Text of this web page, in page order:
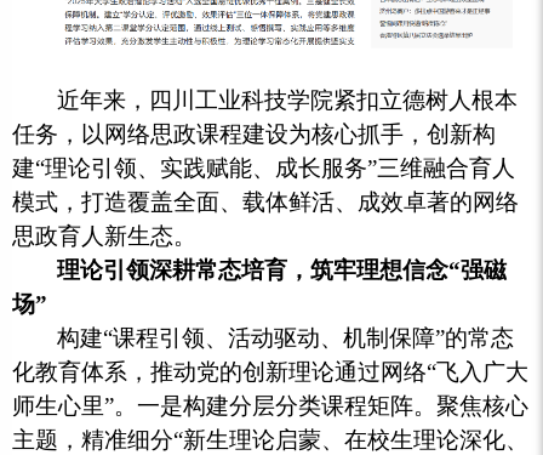
近年来，四川工业科技学院紧扣立德树人根本
任务，以网络思政课程建设为核心抓手，创新构
建“理论引领、实践赋能、成长服务”三维融合育人
模式，打造覆盖全面、载体鲜活、成效卓著的网络
思政育人新生态。
理论引领深耕常态培育，筑牢理想信念“强磁
场”
构建“课程引领、活动驱动、机制保障”的常态
化教育体系，推动党的创新理论通过网络“飞入广大
师生心里”。一是构建分层分类课程矩阵。聚焦核心
主题，精准细分“新生理论启蒙、在校生理论深化、